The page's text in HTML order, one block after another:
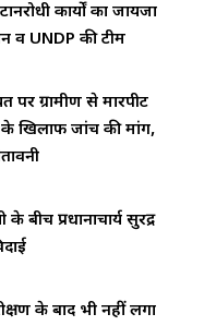
कार्यों का जायजा
व UNDP की टीम
पर ग्रामीण से मारपीट
के खिलाफ जांच की मांग,
बीच प्रधानाचार्य सुरेंद्र
के बाद भी नहीं लगा